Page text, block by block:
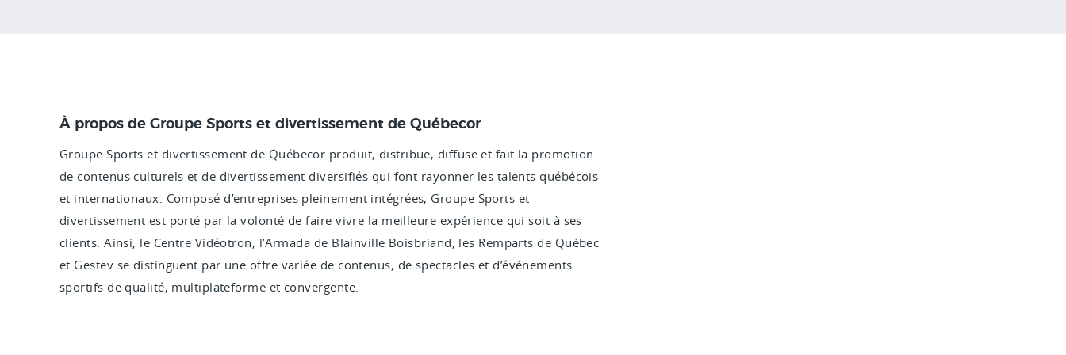
À propos de Groupe Sports et divertissement de Québecor
Groupe Sports et divertissement de Québecor produit, distribue, diffuse et fait la promotion
de contenus culturels et de divertissement diversifiés qui font rayonner les talents québécois
et internationaux. Composé d’entreprises pleinement intégrées, Groupe Sports et
divertissement est porté par la volonté de faire vivre la meilleure expérience qui soit à ses
clients. Ainsi, le Centre Vidéotron, l’Armada de Blainville Boisbriand, les Remparts de Québec
et Gestev se distinguent par une offre variée de contenus, de spectacles et d’événements
sportifs de qualité, multiplateforme et convergente.